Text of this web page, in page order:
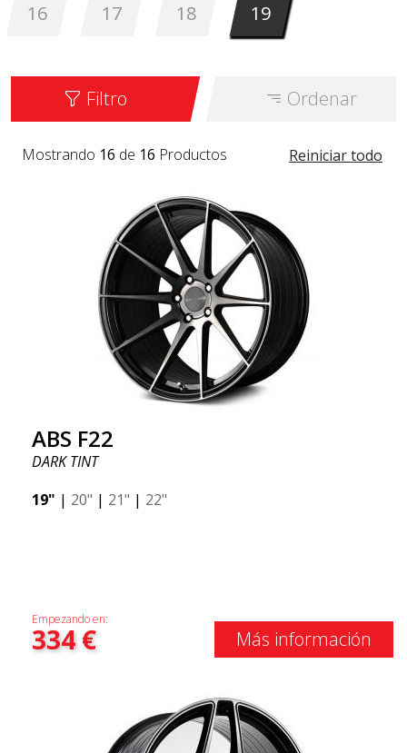
16 17 18 19
Filtro Ordenar
Reiniciar todo
Mostrando 16 de 16 Productos
ABS F22
DARK TINT
19" | 20" | 21" | 22"
Empezando en:
334€ Más información